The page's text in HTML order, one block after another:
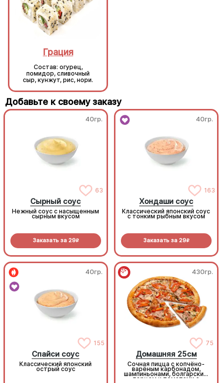
Грация
Состав: огурец,
помидор, сливочный
сыр, кунжут, рис, нори.
Добавьте к своему заказу
40гр.
63
Сырный соус
Нежный соус с насыщенным
сырным вкусом
Заказать за 29R
40гр.
163
Хондаши соус
Классический японский соус
с тонким рыбным вкусом
Заказать за 29R
40гр.
155
Спайси соус
Классический японский
острый соус
430гр.
75
Домашняя 25см
Сочная пицца с копчёно-
варёным карбонадом,
шампиньонами, болгарским
перцем и томатами с